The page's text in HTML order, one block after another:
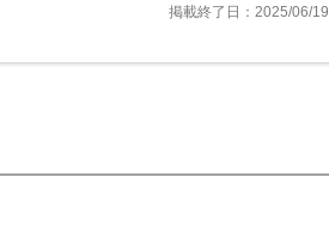
掲載終了日：2025/06/19